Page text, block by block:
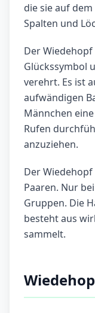
die sie auf
Spalten und
Der
Glückssymbol
verehrt. Es ist
aufwändigen
Männchen
Rufen
anzuziehen.
Der
Paaren. Nur
Gruppen. Die
besteht aus
sammelt.